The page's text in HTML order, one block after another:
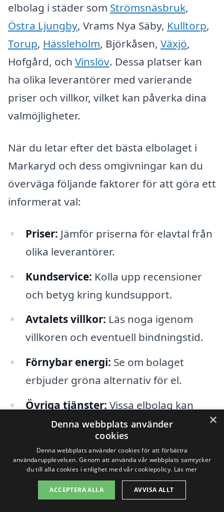
elbolag i städer som Strömsnäsbruk,
Östra Ljungby, Vrams Nya Säby, Kulltorp,
Torup, Hässleholm, Björkåsen, Växjö,
Hofgård, och Vinslöv. Dessa platser kan
ha olika leverantörer med varierande
priser och villkor, vilket kan påverka dina
valmöjligheter.
När du letar efter det bästa elbolaget i
Markaryd och dess omgivningar kan du
överväga följande faktorer för att göra ett
informerat val:
Priser: Jämför priserna för elavtal från
olika leverantörer.
Kundservice: Kolla upp recensioner
och betyg kring kundsupport.
Avtalets villkor: Läs noga igenom
villkoren och eventuell bindningstid.
Förnybar energi: Se om bolaget
erbjuder gröna alternativ för el.
Övriga tjänster: Vissa elbolag kan
erbjuda ytterligare tjänster, såsom
energioptimering.
Genom att använda xn--bsta-elbolag-
gcb.se kan du enkelt jämföra
×
Denna webbplats använder
cookies
Denna webbplats använder cookies för att förbättra
användarupplevelsen. Genom att använda vår webbplats samtycker
du till alla cookies i enlighet med vår cookiepolicy. Läs mer
ACCEPTERA ALLA AVVISA ALLT